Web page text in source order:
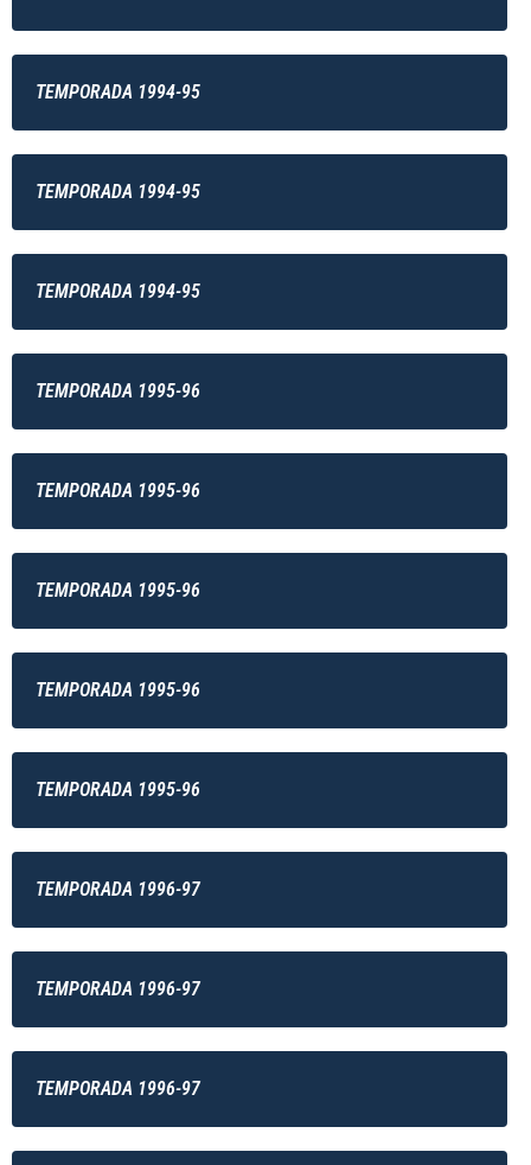
TEMPORADA 1994-95
TEMPORADA 1994-95
TEMPORADA 1994-95
TEMPORADA 1995-96
TEMPORADA 1995-96
TEMPORADA 1995-96
TEMPORADA 1995-96
TEMPORADA 1995-96
TEMPORADA 1996-97
TEMPORADA 1996-97
TEMPORADA 1996-97